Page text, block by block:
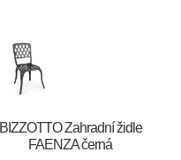
BIZZOTTO Zahradní židle
FAENZA černá